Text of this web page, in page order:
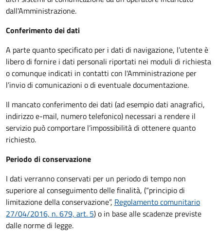
dall'Amministrazione.
Conferimento dei dati
A parte quanto specificato per i dati di navigazione, l’utente è
libero di fornire i dati personali riportati nei moduli di richiesta
o comunque indicati in contatti con l'Amministrazione per
l’invio di comunicazioni o di eventuale documentazione.
Il mancato conferimento dei dati (ad esempio dati anagrafici,
indirizzo e-mail, numero telefonico) necessari a rendere il
servizio può comportare l’impossibilità di ottenere quanto
richiesto.
Periodo di conservazione
I dati verranno conservati per un periodo di tempo non
superiore al conseguimento delle finalità, (“principio di
limitazione della conservazione”, Regolamento comunitario
27/04/2016, n. 679, art. 5) o in base alle scadenze previste
dalle norme di legge.